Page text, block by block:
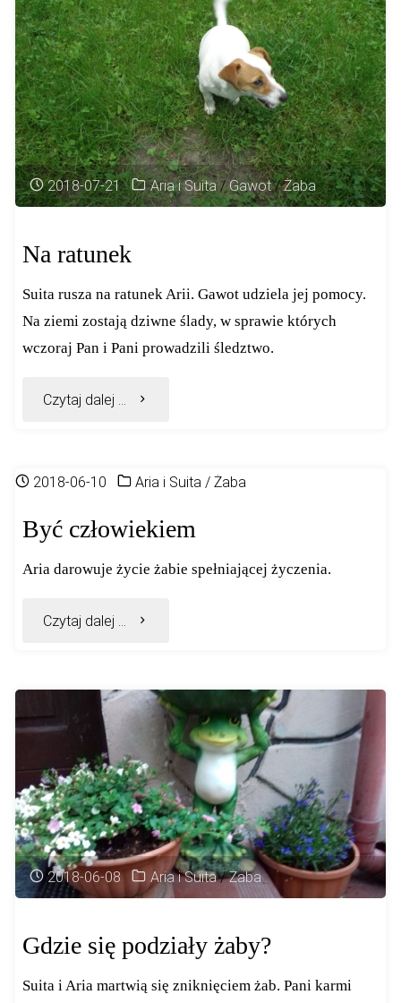
2018-07-21 Aria i Suita / Gawot / Żaba
Na ratunek
Suita rusza na ratunek Arii. Gawot udziela jej pomocy.
Na ziemi zostają dziwne ślady, w sprawie których
wczoraj Pan i Pani prowadzili śledztwo.
Czytaj dalej ... "Na
2018-06-10 Aria i Suita / Żaba
Być człowiekiem
Aria darowuje życie żabie spełniającej życzenia.
Czytaj dalej ... "Być
2018-06-08 Aria i Suita / Żaba
Gdzie się podziały żaby?
Suita i Aria martwią się zniknięciem żab. Pani karmi